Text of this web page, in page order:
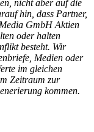
nicht aber auf die
hin, dass Partner,
GmbH Aktien
oder halten
besteht. Wir
Medien oder
im gleichen
Zeitraum zur
kommen.